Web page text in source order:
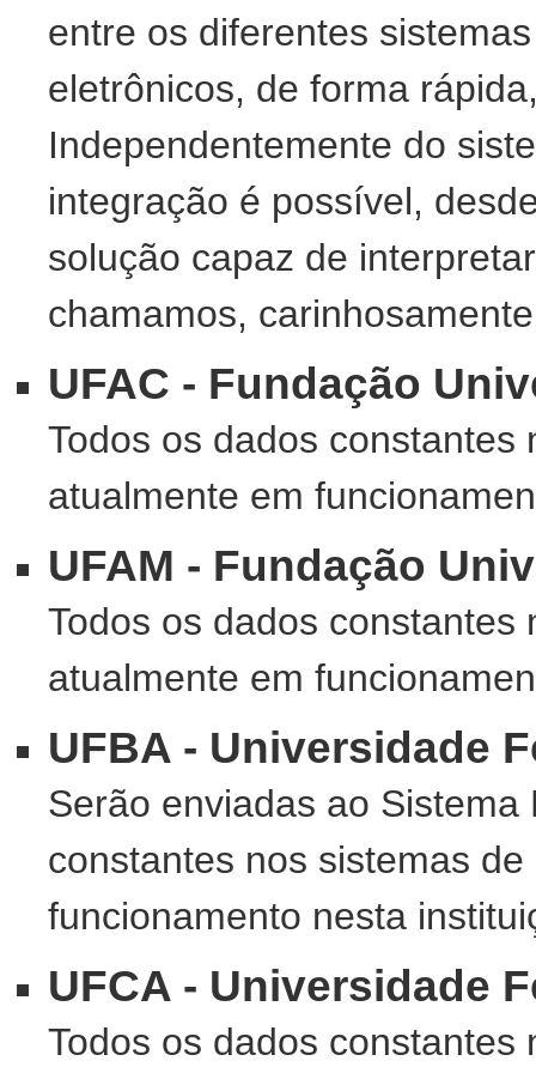
entre os diferentes
eletrônicos, de forma
Independentemente do
integração é possível,
solução capaz de
chamamos,
UFAC - Fundação
Todos os dados
atualmente em
UFAM - Fundação
Todos os dados
atualmente em
UFBA - Universidade
Serão enviadas ao
constantes nos sistemas
funcionamento nesta
UFCA - Universidade
Todos os dados